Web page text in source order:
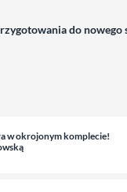
do nowego
w okrojonym komplecie!